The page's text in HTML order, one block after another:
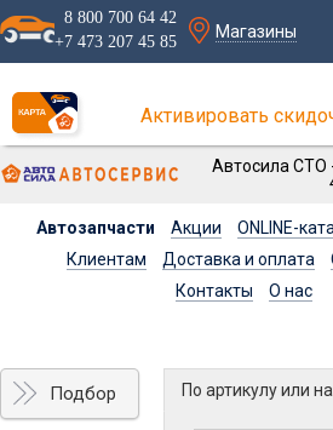
8 800 700 64 42
+7 473 207 45 85
Магазины
Активировать
Автосила СТО
Автозапчасти Акции ONLINE-
Клиентам
Доставка и оплата
Контакты
О нас
Подбор По артикулу или